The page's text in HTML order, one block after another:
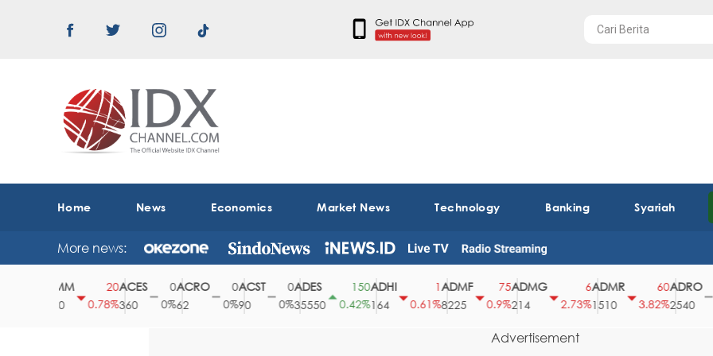
Home News Economics Market News Technology Banking Syariah
More news:
0.78%
ACES
360
ACRO
62
ACST
90
ADES
35550
0.42%
ADHI
164
0.61%
ADMF
8225
0.9%
ADMG
214
2.73%
ADMR
1510
3.82%
ADRO
2540
0%
Advertisement